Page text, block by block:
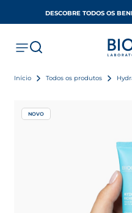
DESCOBRE TODOS OS
Início Todos os produtos
NOVO